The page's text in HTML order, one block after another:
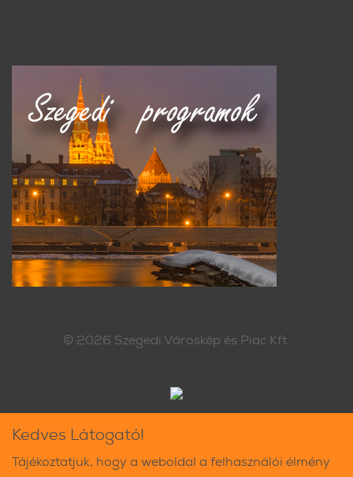
© 2026 Szegedi Városkép és Piac Kft.
Kedves Látogató!
Tájékoztatjuk, hogy a weboldal a felhasználói élmény